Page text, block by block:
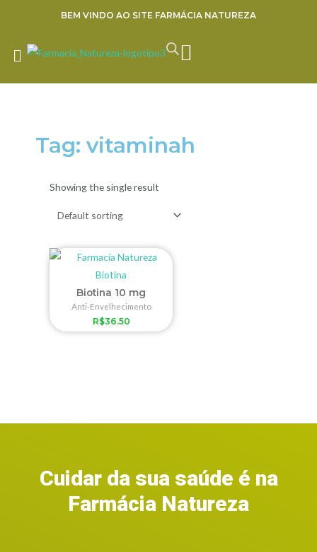
conteúdo
BEM VINDO AO SITE FARMÁCIA NATUREZA
Tag: vitaminah
Showing the single result
Biotina 10 mg
Anti-Envelhecimento
R$36.50
Cuidar da sua saúde é na
Farmácia Natureza